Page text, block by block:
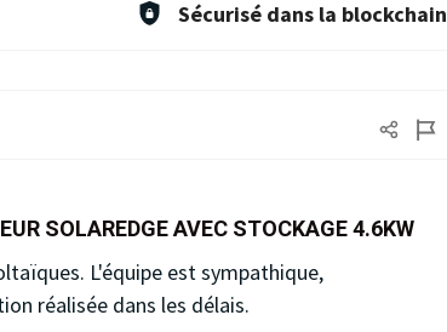
Sécurisé dans la blockchain
SOLAREDGE AVEC STOCKAGE 4.6KW
L'équipe est sympathique,
réalisée dans les délais.